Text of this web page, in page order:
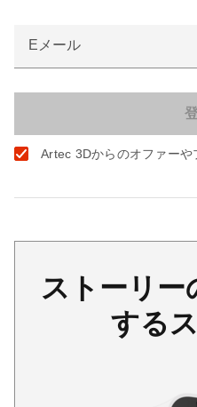
Eメール
Artec 3Dからのオファーや
ストーリー
する